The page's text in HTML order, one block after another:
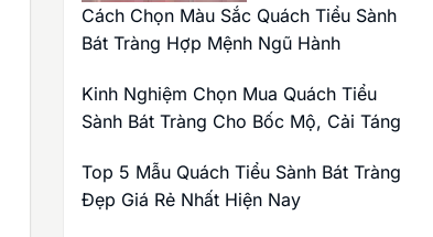
Cách Chọn Màu Sắc Quách Tiểu Sành
Bát Tràng Hợp Mệnh Ngũ Hành
Kinh Nghiệm Chọn Mua Quách Tiểu
Sành Bát Tràng Cho Bốc Mộ, Cải Táng
Top 5 Mẫu Quách Tiểu Sành Bát Tràng
Đẹp Giá Rẻ Nhất Hiện Nay